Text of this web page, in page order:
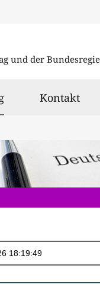
und der
ausgewählt
Kontakt